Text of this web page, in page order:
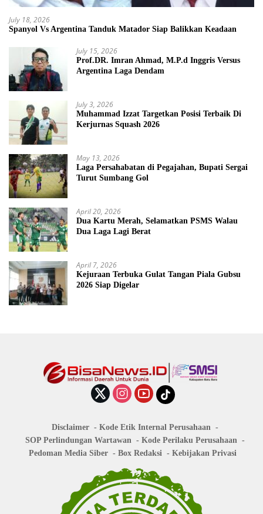
July 18, 2026
Spanyol Vs Argentina Tanduk Matador Siap Balikkan Keadaan
July 15, 2026
Prof.DR. Imran Ahmad, M.P.d Inggris Versus
Argentina Laga Dendam
July 3, 2026
Muhammad Izzat Targetkan Posisi Terbaik Di
Kerjurnas Squash 2026
May 13, 2026
Laga Persahabatan di Pegajahan, Bupati Sergai
Turut Sumbang Gol
April 20, 2026
Dua Kartu Merah, Selamatkan PSMS Walau
Dua Laga Lagi Berat
April 7, 2026
Kejuraan Terbuka Gulat Tangan Piala Gubsu
2026 Siap Digelar
Disclaimer
Kode Etik Internal Perusahaan
SOP Perlindungan Wartawan
Kode Perilaku Perusahaan
Pedoman Media Siber
Box Redaksi Kebijakan Privasi